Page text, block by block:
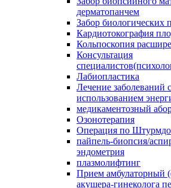
дерматопанчем
Забор биологических
Кардиотокография
Кольпоскопия
Консультация
Лабиопластика
Лечение заболеваний
использованием
медикаментозный
Озонотерапия
Операция по
пайпель-биопсия/
эндометрия
плазмолифтинг
Прием амбулаторный
акушера-гинеколога